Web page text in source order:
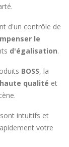
d'un contrôle de
le
d'égalisation.
BOSS, la
qualité et
sont intuitifs et
votre